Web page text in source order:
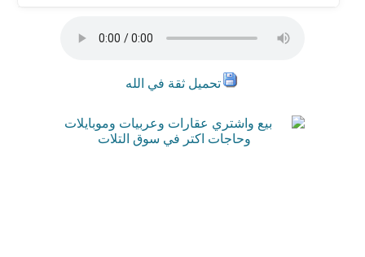
تحميل ثقة في الله